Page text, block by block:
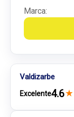
Marca:
Valdizarbe
Excelente4.6★